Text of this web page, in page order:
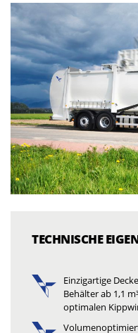
TECHNISCHE
Einzigartige
Behälter ab 1,1
optimalen